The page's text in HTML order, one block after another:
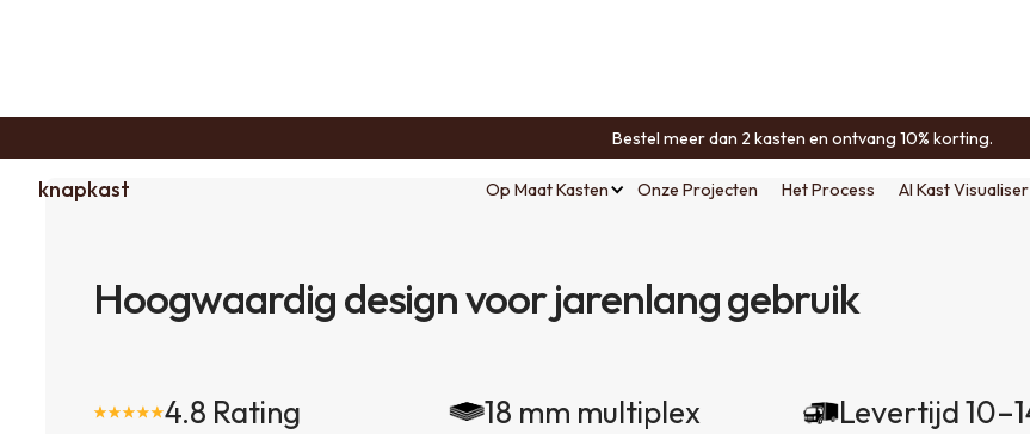
Bestel meer dan 2 kasten en ontvang 10% korting.
knapkast Op Maat Kasten Onze Projecten Het Process AI Kast Visualiser
Hoogwaardig design voor jarenlang gebruik
4.8 Rating 18 mm multiplex Levertijd